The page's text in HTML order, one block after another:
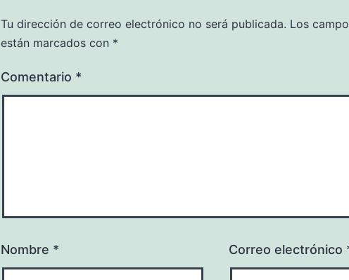
Tu dirección de correo electrónico no será publicada. Los
están marcados con *
Comentario *
Nombre * Correo electrónico